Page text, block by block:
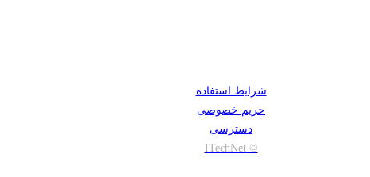
شرایط استفاده
حریم خصوصی
دسترسی
© ITechNet